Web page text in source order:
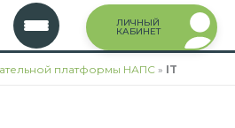
ЛИЧНЫЙ
КАБИНЕТ
платформы НАПС » IT